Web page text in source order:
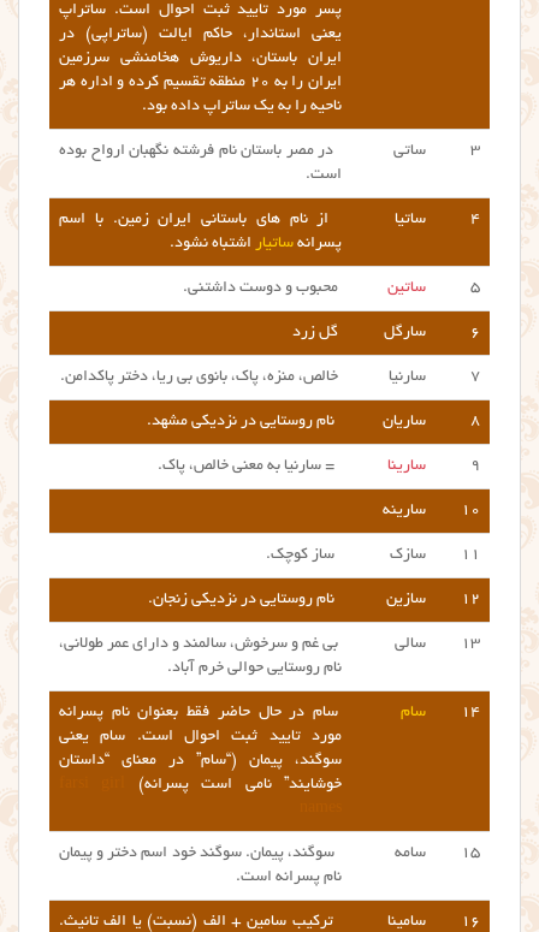
پسر مورد تایید ثبت احوال است. ساتراپ
یعنی استاندار، حاکم ایالت‌ (ساتراپی) در
ایران باستان، داریوش هخامنشی سرزمین
ایران را به ۲۰ منطقه تقسیم کرده و اداره هر
ناحیه را به یک ساتراپ داده بود.
۳ ساتی
در مصر باستان نام فرشته نگهبان ارواح بوده
است.
۴ ساتیا
از نام های باستانی ایران زمین. با اسم
پسرانه ساتیار اشتباه نشود.
۵ ساتین محبوب و دوست داشتنی.
۶ سارگل گل زرد
۷ سارنیا خالص، منزه، پاک، بانوی بی ریا، دختر پاکدامن.
۸ ساریان نام روستایی در نزدیکی مشهد.
۹ سارینا = سارنیا به معنی خالص، پاک.
۱۰ سارینه
۱۱ سازک ساز کوچک.
۱۲ سازین نام روستایی در نزدیکی زنجان.
۱۳ سالی
بی غم و سرخوش، سالمند و دارای عمر طولانی،
نام روستایی حوالی خرم آباد.
۱۴ سام
سام در حال حاضر فقط بعنوان نام پسرانه
مورد تایید ثبت احوال است. سام یعنی
سوگند، پیمان (“سام” در معنای “داستان
خوشایند” نامی است پسرانه)
۱۵ سامه
سوگند، پیمان. سوگند خود اسم دختر و پیمان
نام پسرانه است.
۱۶ سامینا
ترکیب سامین + الف (نسبت) یا الف تانیث.